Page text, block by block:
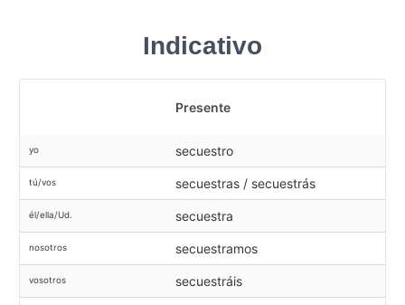
Indicativo
Presente
yo secuestro
tú/vos secuestras / secuestrás
él/ella/Ud. secuestra
nosotros secuestramos
vosotros secuestráis